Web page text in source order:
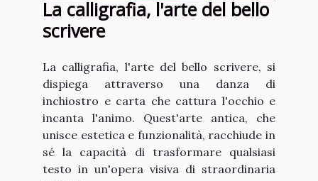
La calligrafia, l'arte del bello
scrivere
La calligrafia, l'arte del bello scrivere, si
dispiega attraverso una danza di
inchiostro e carta che cattura l'occhio e
incanta l'animo. Quest'arte antica, che
unisce estetica e funzionalità, racchiude in
sé la capacità di trasformare qualsiasi
testo in un'opera visiva di straordinaria